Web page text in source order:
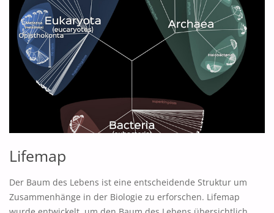
Lifemap
Der Baum des Lebens ist eine entscheidende Struktur um
Zusammenhänge in der Biologie zu erforschen. Lifemap